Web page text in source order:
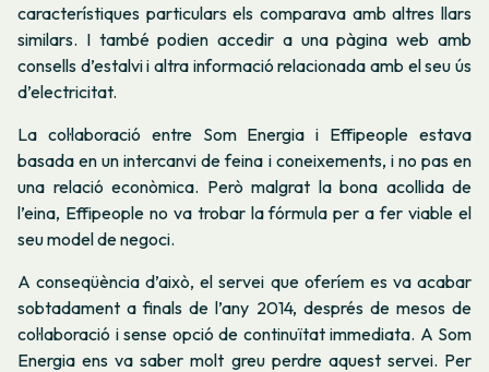
característiques particulars els comparava amb altres llars
similars. I també podien accedir a una pàgina web amb
consells d’estalvi i altra informació relacionada amb el seu ús
d’electricitat.
La col·laboració entre Som Energia i Effipeople estava
basada en un intercanvi de feina i coneixements, i no pas en
una relació econòmica. Però malgrat la bona acollida de
l’eina, Effipeople no va trobar la fórmula per a fer viable el
seu model de negoci.
A conseqüència d’això, el servei que oferíem es va acabar
sobtadament a finals de l’any 2014, després de mesos de
col·laboració i sense opció de continuïtat immediata. A Som
Energia ens va saber molt greu perdre aquest servei. Per